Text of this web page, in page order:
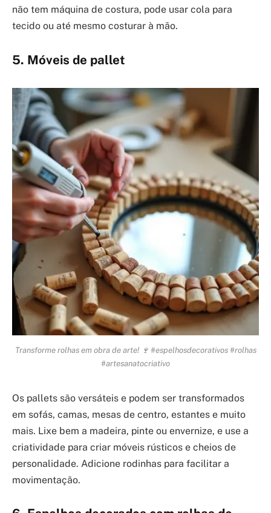
não tem máquina de costura, pode usar cola para
tecido ou até mesmo costurar à mão.
5. Móveis de pallet
Transforme rolhas em obra de arte! 🍷 #espelhosdecorativos #rolhas
#artesanatocriativo
Os pallets são versáteis e podem ser transformados
em sofás, camas, mesas de centro, estantes e muito
mais. Lixe bem a madeira, pinte ou envernize, e use a
criatividade para criar móveis rústicos e cheios de
personalidade. Adicione rodinhas para facilitar a
movimentação.